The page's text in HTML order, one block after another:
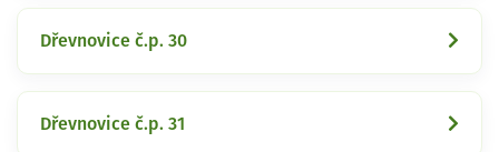
Dřevnovice č.p. 30
Dřevnovice č.p. 31